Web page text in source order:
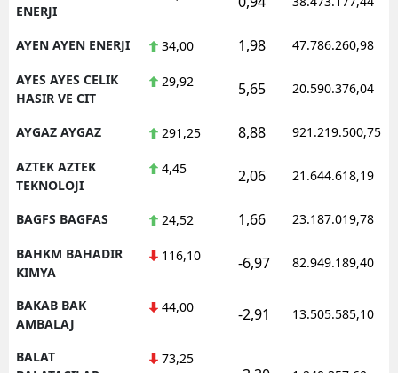
ENERJI
AYEN AYEN ENERJI 34,00 1,98 47.786.260,98
AYES AYES CELIK
HASIR VE CIT
29,92 5,65 20.590.376,04
AYGAZ AYGAZ 291,25 8,88 921.219.500,75
AZTEK AZTEK
TEKNOLOJI
4,45 2,06 21.644.618,19
BAGFS BAGFAS 24,52 1,66 23.187.019,78
BAHKM BAHADIR
KIMYA
116,10 -6,97 82.949.189,40
BAKAB BAK
AMBALAJ
44,00 -2,91 13.505.585,10
BALAT
73,25